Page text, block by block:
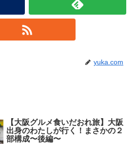
yuka.com
【大阪グルメ食いだおれ旅】大阪
出身のわたしが行く！まさかの２
部構成〜後編〜